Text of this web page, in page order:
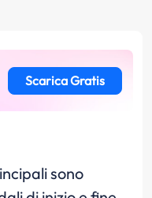
Scarica Gratis
sono